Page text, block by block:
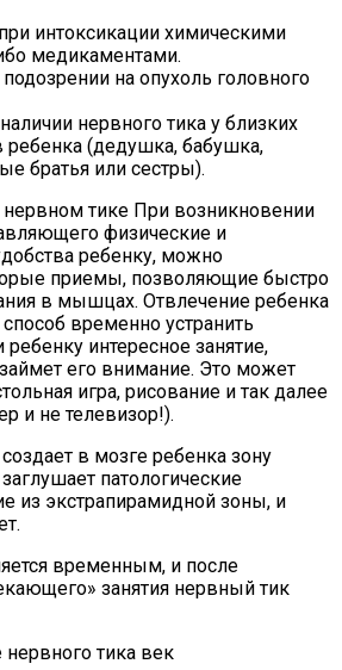
интоксикации химическими
медикаментами.
на опухоль головного
нервного тика у близких
ребенка (дедушка, бабушка,
братья или сестры).
тике При возникновении
физические и
ребенку, можно
приемы, позволяющие быстро
в мышцах. Отвлечение ребенка
временно устранить
интересное занятие,
его внимание. Это может
игра, рисование и так далее
и не телевизор!).
в мозге ребенка зону
патологические
из экстрапирамидной зоны, и
временным, и после
занятия нервный тик
тика век